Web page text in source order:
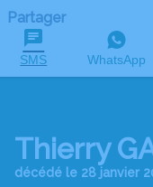
Partager
SMS WhatsApp
Thierry
décédé le 28 janvier